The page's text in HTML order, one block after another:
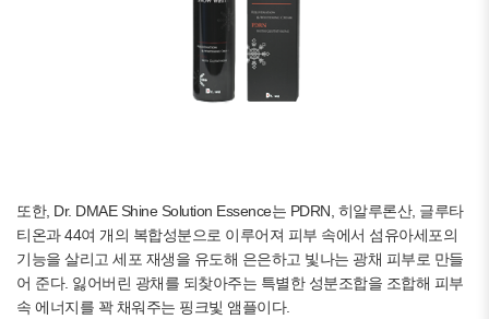
또한, Dr. DMAE Shine Solution Essence는 PDRN, 히알루론산, 글루타
티온과 44여 개의 복합성분으로 이루어져 피부 속에서 섬유아세포의
기능을 살리고 세포 재생을 유도해 은은하고 빛나는 광채 피부로 만들
어 준다. 잃어버린 광채를 되찾아주는 특별한 성분조합을 조합해 피부
속 에너지를 꽉 채워주는 핑크빛 앰플이다.